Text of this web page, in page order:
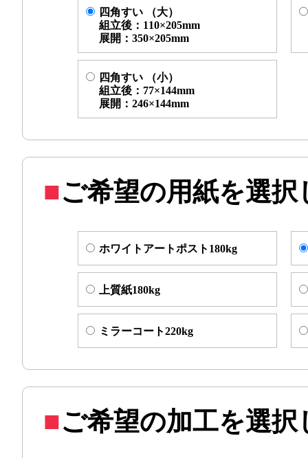
四角すい （大）
組立後：110×205mm
展開：350×205mm
四角すい （小）
組立後：77×144mm
展開：246×144mm
ご希望の用紙を選
ホワイトアートポスト180kg
上質紙180kg
ミラーコート220kg
ご希望の加工を選